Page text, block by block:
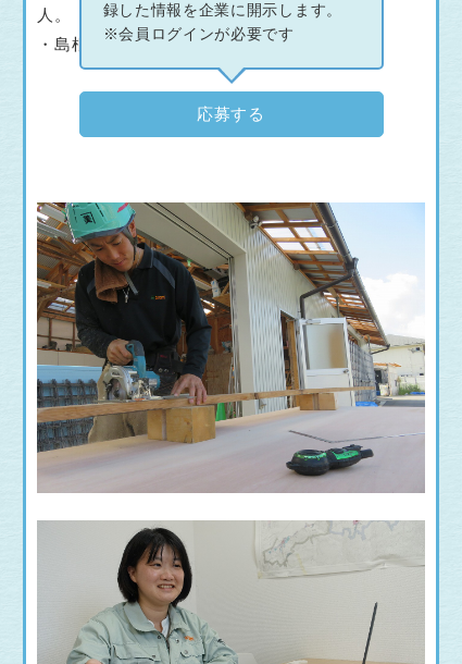
人。
・島根が好きで、島根でずっと住みたい人。
応募する
録した情報を企業に開示します。
※会員ログインが必要です